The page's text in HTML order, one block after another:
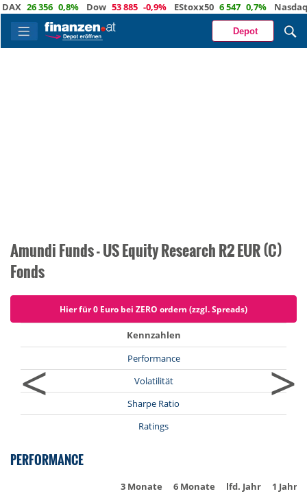
26 356 0,8% Dow 53 885 -0,9% EStoxx50 6 547 0,7% Nasdaq
Depot
Amundi Funds - US Equity Research R2 EUR (C)
Fonds
Hier für 0 Euro bei ZERO ordern (zzgl. Spreads)
<
Kennzahlen
Performance
Volatilität
Sharpe Ratio
Ratings
>
PERFORMANCE
3 Monate 6 Monate lfd. Jahr
1 Jahr